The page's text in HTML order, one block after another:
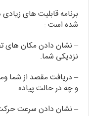
برنامه قابلیت های
شده است :
– نشان دادن مکان های
نزدیکی شما.
– دریافت مقصد از شما
و چه در حالت پیاده
– نشان دادن سرعت